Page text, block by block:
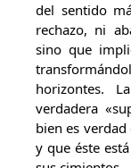
del sentido
rechazo, ni
sino que
horizontes.
verdadera
bien es
y que éste